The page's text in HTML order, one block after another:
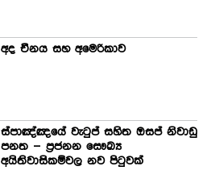
අද චීනය සහ අමෙරිකාව
ස්පාඤ්ඤයේ වැටුප් සහිත ඔසප් නිවාඩු
පනත – ප්‍රජනන සෞඛ්‍ය
අයිතිවාසිකම්වල නව පිටුවක්